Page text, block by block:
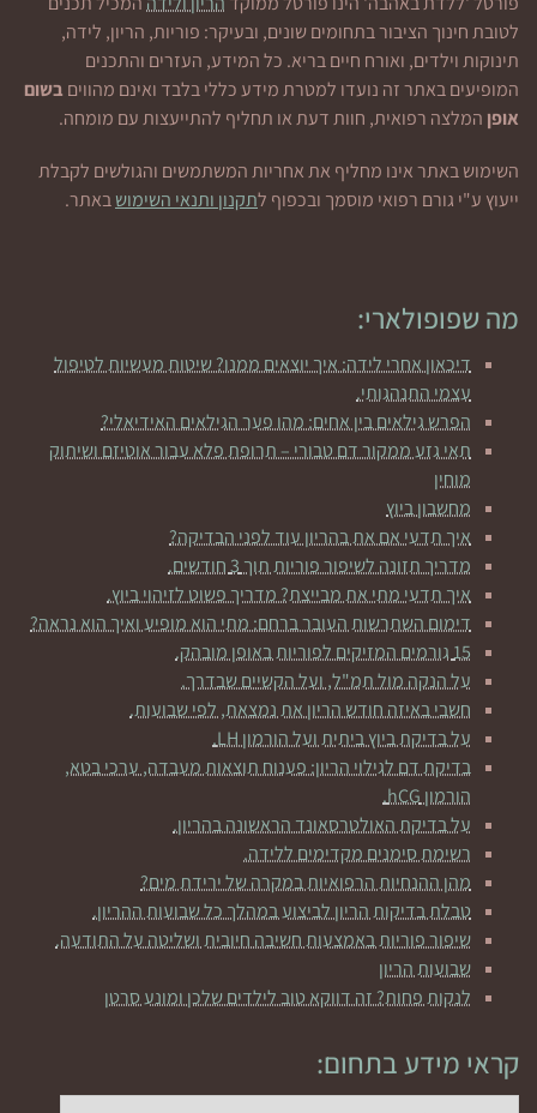
לטובת חינוך הציבור בתחומים שונים, ובעיקר: פוריות, הריון, לידה,
תינוקות וילדים, ואורח חיים בריא. כל המידע, העזרים והתכנים
המופיעים באתר זה נועדו למטרת מידע כללי בלבד ואינם מהוויםבשום
אופן המלצה רפואית, חוות דעת או תחליף להתייעצות עם מומחה.
השימוש באתר אינו מחליף את אחריות המשתמשים והגולשים לקבלת
ייעוץ ע"י גורם רפואי מוסמך ובכפוף לתקנון ותנאי השימושבאתר.
מה שפופולארי:
דיכאון אחרי לידה: איך יוצאים ממנו? שיטות מעשיות לטיפול
עצמי התנהגותי.
הפרש גילאים בין אחים: מהו פער הגילאים האידיאלי?
תאי גזע ממקור דם טבורי – תרופת פלא עבור אוטיזם ושיתוק
מוחין
מחשבון ביוץ
איך תדעי אם את בהריון עוד לפני הבדיקה?
מדריך תזונה לשיפור פוריות תוך 3 חודשים.
איך תדעי מתי את מבייצת? מדריך פשוט לזיהוי ביוץ.
דימום השתרשות העובר ברחם: מתי הוא מופיע ואיך הוא נראה?
15 גורמים המזיקים לפוריות באופן מובהק.
על הנקה מול תמ"ל, ועל הקשיים שבדרך.
חשבי באיזה חודש הריון את נמצאת, לפי שבועות.
על בדיקת ביוץ ביתית ועל הורמון LH.
בדיקת דם לגילוי הריון: פענוח תוצאות מעבדה, ערכי בטא,
הורמון hCG.
על בדיקת האולטרסאונד הראשונה בהריון.
רשימת סימנים מקדימים ללידה.
מהן ההנחיות הרפואיות במקרה של ירידת מים?
טבלת בדיקות הריון לביצוע במהלך כל שבועות ההריון.
שיפור פוריות באמצעות חשיבה חיובית ושליטה על התודעה.
שבועות הריון
לנקות פחות? זה דווקא טוב לילדים שלכן ומונע סרטן
קראי מידע בתחום: